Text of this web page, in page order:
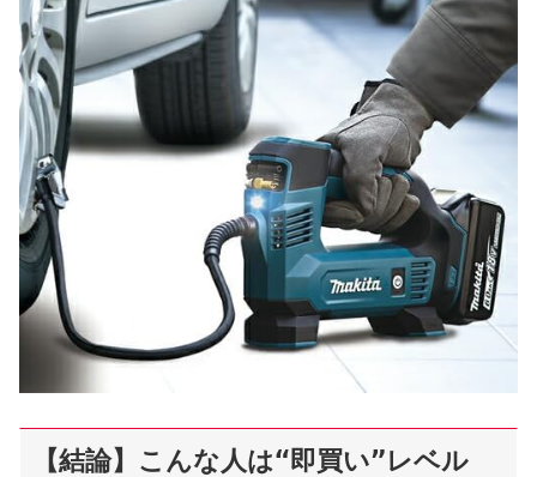
【結論】こんな人は“即買い”レベル